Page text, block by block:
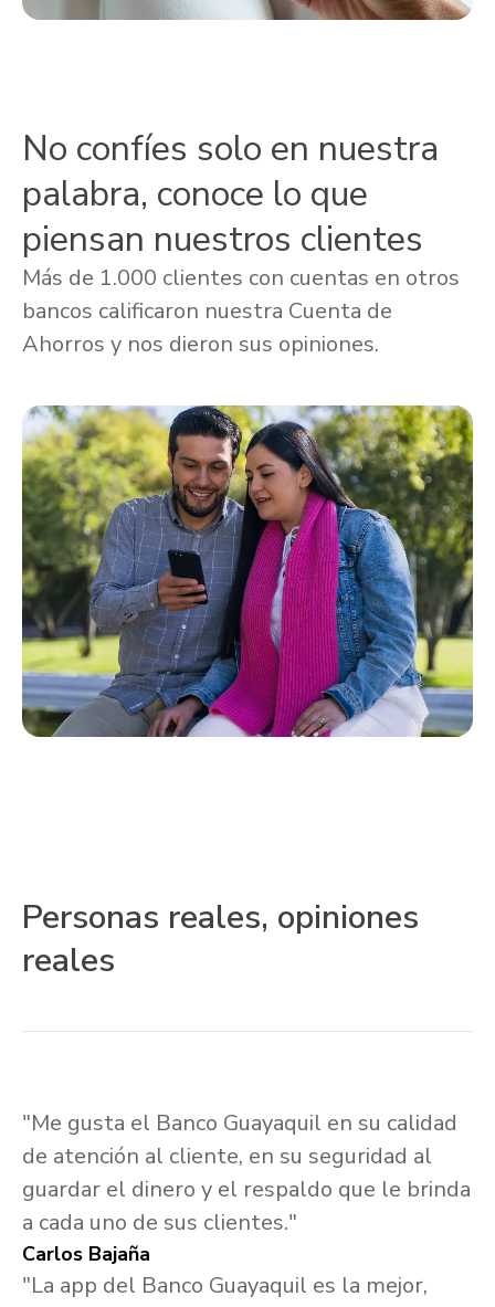
No confíes solo en nuestra
palabra, conoce lo que
piensan nuestros clientes
Más de 1.000 clientes con cuentas en otros
bancos calificaron nuestra Cuenta de
Ahorros y nos dieron sus opiniones.
Personas reales, opiniones
reales
"Me gusta el Banco Guayaquil en su calidad
de atención al cliente, en su seguridad al
guardar el dinero y el respaldo que le brinda
a cada uno de sus clientes."
Carlos Bajaña
"La app del Banco Guayaquil es la mejor,